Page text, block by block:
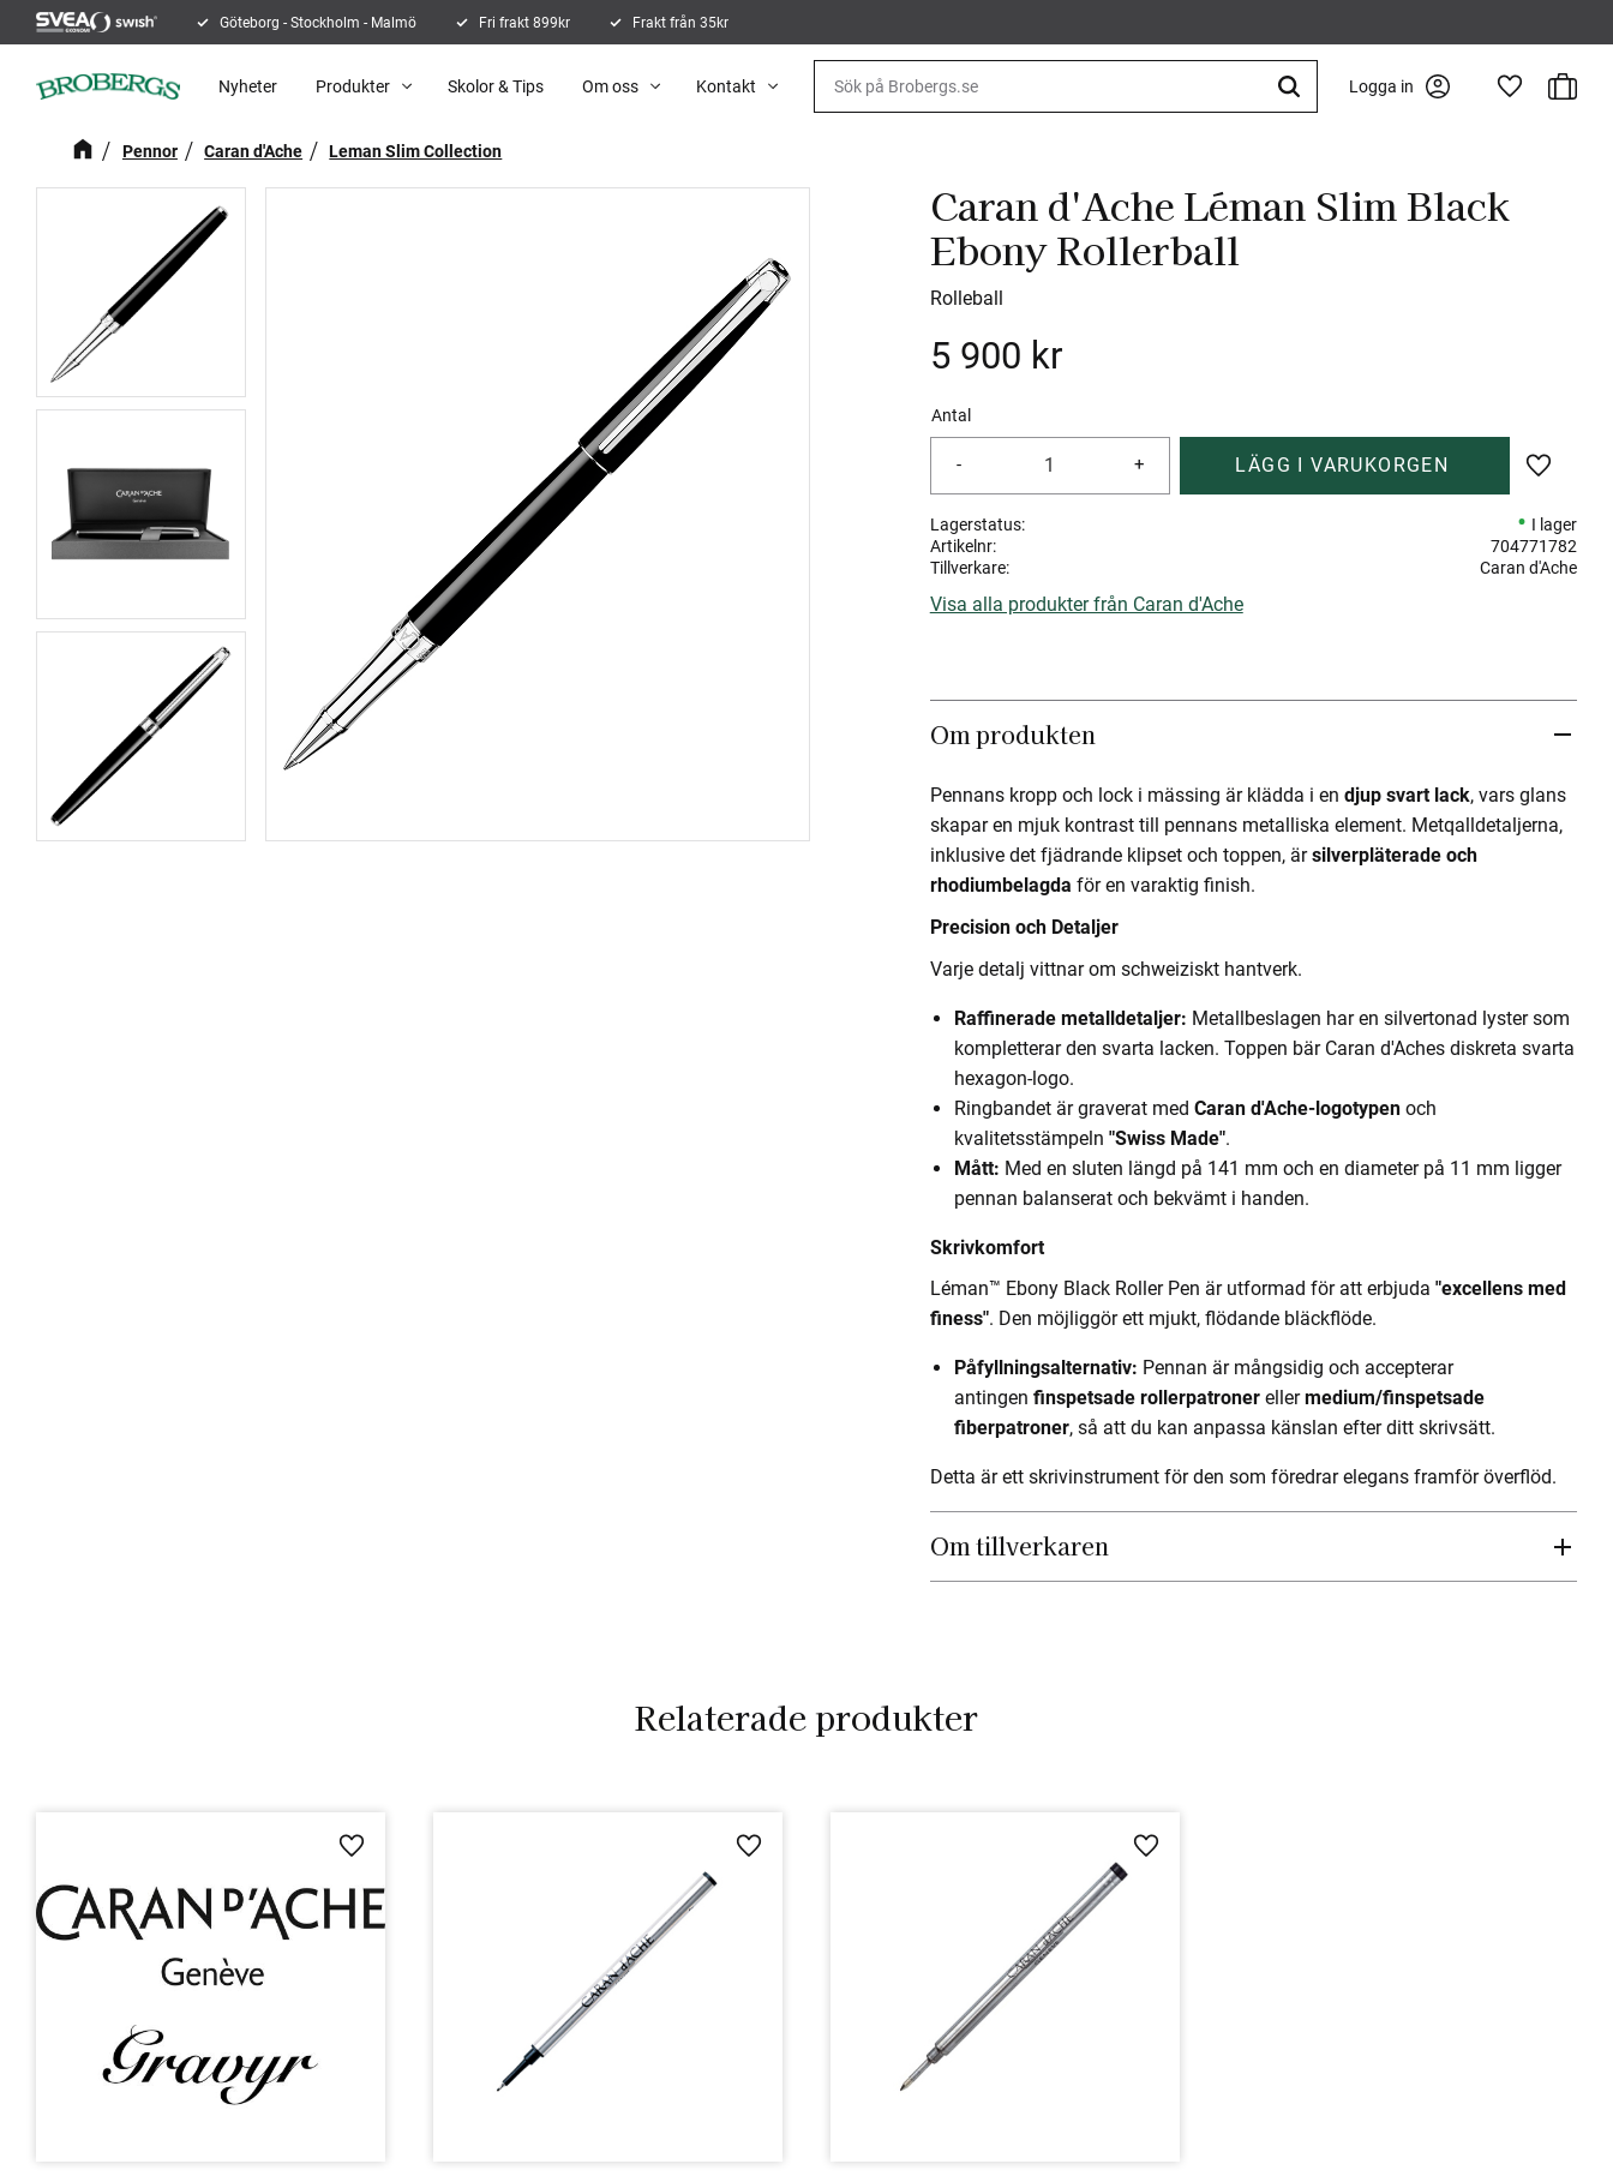
Göteborg - Stockholm - Malmö Fri frakt 899kr Frakt från 35kr
Logga in Favoriter
Nyheter Produkter Skolor & Tips Om oss Kontakt
Pennor Caran d'Ache Leman Slim Collection
Caran d'Ache Léman Slim Black
Ebony Rollerball
Rolleball
5 900 kr
Antal
+
-
Lägg till
Lagerstatus
I lager
Artikelnr
704771782
Tillverkare
Caran d'Ache
Visa alla produkter från Caran d'Ache
Om produkten
Pennans kropp och lock i mässing är klädda i en djup svart lack, vars glans
skapar en mjuk kontrast till pennans metalliska element. Metqalldetaljerna,
inklusive det fjädrande klipset och toppen, ärsilverpläterade och
rhodiumbelagda för en varaktig finish.
Precision och Detaljer
Varje detalj vittnar om schweiziskt hantverk.
Raffinerade metalldetaljer: Metallbeslagen har en silvertonad lyster som
kompletterar den svarta lacken. Toppen bär Caran d'Aches diskreta svarta
hexagon-logo.
Ringbandet är graverat med Caran d'Ache-logotypenoch
kvalitetsstämpeln "Swiss Made".
Mått: Med en sluten längd på 141 mm och en diameter på 11 mm ligger
pennan balanserat och bekvämt i handen.
Skrivkomfort
Léman™ Ebony Black Roller Pen är utformad för att erbjuda "excellens med
finess". Den möjliggör ett mjukt, flödande bläckflöde.
Påfyllningsalternativ: Pennan är mångsidig och accepterar
antingen finspetsade rollerpatronerellermedium/finspetsade
fiberpatroner, så att du kan anpassa känslan efter ditt skrivsätt.
Detta är ett skrivinstrument för den som föredrar elegans framför överflöd.
Om tillverkaren
Relaterade produkter
Lägg till i favoriter Lägg till i favoriter Lägg till i favoriter